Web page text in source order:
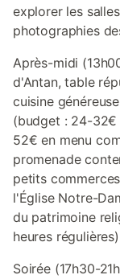
explorer les
photographies
Après-midi
d'Antan, table
cuisine
(budget : 24-32€
52€ en menu
promenade
petits
l'Église Notre-
du patrimoine
heures
Soirée (17h30-